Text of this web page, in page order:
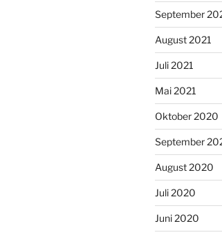
September
August 2021
Juli 2021
Mai 2021
Oktober 2020
September
August 2020
Juli 2020
Juni 2020